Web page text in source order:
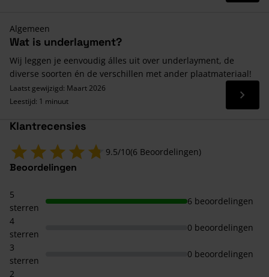
Algemeen
Wat is underlayment?
Wij leggen je eenvoudig álles uit over underlayment, de
diverse soorten én de verschillen met ander plaatmateriaal!
Laatst gewijzigd: Maart 2026
Leestijd: 1 minuut
Lees
Klantrecensies
9.5/10(6 Beoordelingen)
Beoordelingen
5
sterren
6 beoordelingen
4
sterren
0 beoordelingen
3
sterren
0 beoordelingen
2